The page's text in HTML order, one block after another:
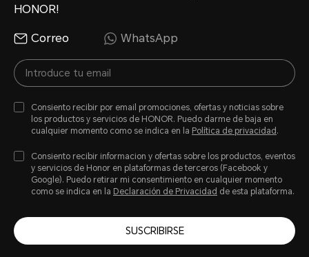
HONOR!
Correo WhatsApp
Consiento recibir por email promociones, ofertas y noticias sobre
los productos y servicios de HONOR. Puedo darme de baja en
cualquier momento como se indica en la Política de privacidad .
Consiento recibir informacion y ofertas sobre los productos, eventos
y servicios de Honor en plataformas de terceros (Facebook y
Google). Puedo retirar mi consentimiento en cualquier momento
como se indica en la Declaración de Privacidad de esta plataforma.
SUSCRIBIRSE